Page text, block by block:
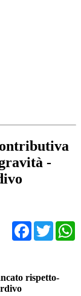
-
rispetto-